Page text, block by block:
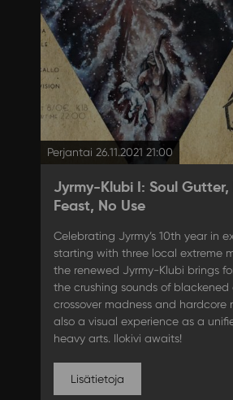
Perjantai 26.11.2021 21:00
Jyrmy-Klubi I: Soul Gutter,
Feast, No Use
Celebrating Jyrmy’s 10th year in
starting with three local extreme
the renewed Jyrmy-Klubi brings
the crushing sounds of blackened
crossover madness and hardcore
also a visual experience as a
heavy arts. Ilokivi awaits!
Lisätietoja